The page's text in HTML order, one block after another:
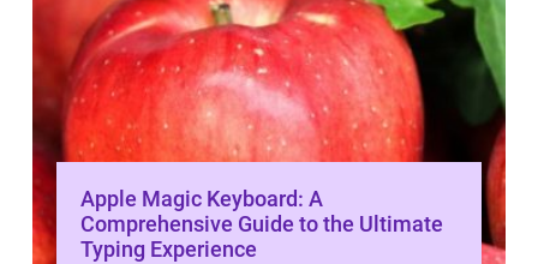
Apple Magic Keyboard: A
Comprehensive Guide to the Ultimate
Typing Experience